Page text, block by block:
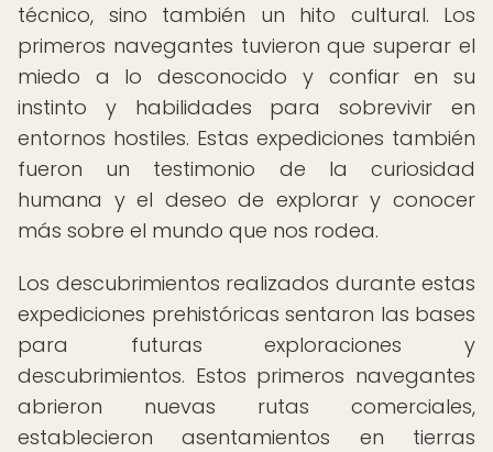
técnico, sino también un hito cultural. Los
primeros navegantes tuvieron que superar el
miedo a lo desconocido y confiar en su
instinto y habilidades para sobrevivir en
entornos hostiles. Estas expediciones también
fueron un testimonio de la curiosidad
humana y el deseo de explorar y conocer
más sobre el mundo que nos rodea.
Los descubrimientos realizados durante estas
expediciones prehistóricas sentaron las bases
para futuras exploraciones y
descubrimientos. Estos primeros navegantes
abrieron nuevas rutas comerciales,
establecieron asentamientos en tierras